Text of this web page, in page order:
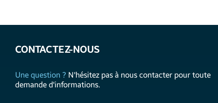
CONTACTEZ-NOUS
Une question ? N'hésitez pas à nous contacter pour toute
demande d'informations.